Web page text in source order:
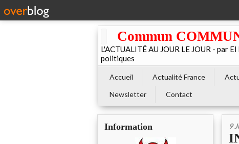
Commun
L'ACTUALITÉ AU JOUR LE JOUR - par
politiques
Accueil Actualité France
Newsletter
Contact
Information 9